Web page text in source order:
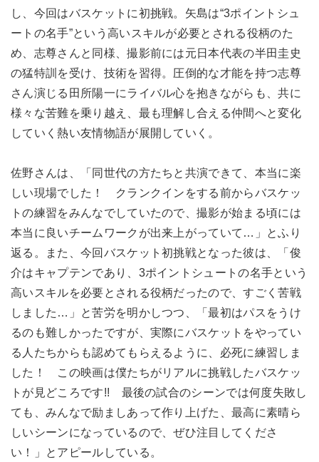
し、今回はバスケットに初挑戦。矢島は“3ポイントシュ
ートの名手”という高いスキルが必要とされる役柄のた
め、志尊さんと同様、撮影前には元日本代表の半田圭史
の猛特訓を受け、技術を習得。圧倒的な才能を持つ志尊
さん演じる田所陽一にライバル心を抱きながらも、共に
様々な苦難を乗り越え、最も理解し合える仲間へと変化
していく熱い友情物語が展開していく。
佐野さんは、「同世代の方たちと共演できて、本当に楽
しい現場でした！ クランクインをする前からバスケッ
トの練習をみんなでしていたので、撮影が始まる頃には
本当に良いチームワークが出来上がっていて…」とふり
返る。また、今回バスケット初挑戦となった彼は、「俊
介はキャプテンであり、3ポイントシュートの名手という
高いスキルを必要とされる役柄だったので、すごく苦戦
しました…」と苦労を明かしつつ、「最初はパスをうけ
るのも難しかったですが、実際にバスケットをやってい
る人たちからも認めてもらえるように、必死に練習しま
した！ この映画は僕たちがリアルに挑戦したバスケッ
トが見どころです!! 最後の試合のシーンでは何度失敗し
ても、みんなで励ましあって作り上げた、最高に素晴ら
しいシーンになっているので、ぜひ注目してくださ
い！」とアピールしている。